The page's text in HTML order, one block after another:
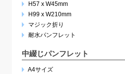
H57 x W45mm
H99 x W210mm
マジック折り
耐水パンフレット
中綴じパンフレット
A4サイズ